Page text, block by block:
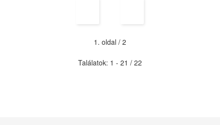
1. oldal / 2
Találatok: 1 - 21 / 22